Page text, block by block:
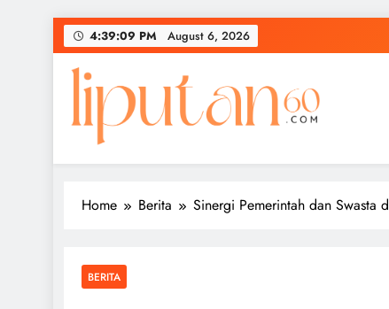
Skip
to
content
4:39:10 PM August 6, 2026
Home Berita Sinergi Pemerintah dan Swasta
BERITA